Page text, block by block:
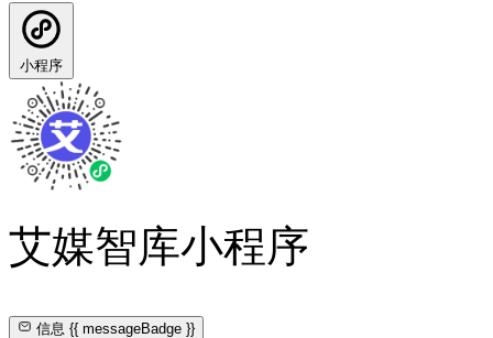
小程序
艾媒智库小程序
信息{{ messageBadge }}